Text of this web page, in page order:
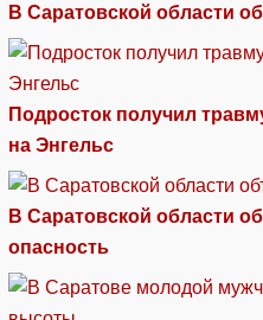
В Саратовской области
Подросток получил
на Энгельс
В Саратовской области
опасность